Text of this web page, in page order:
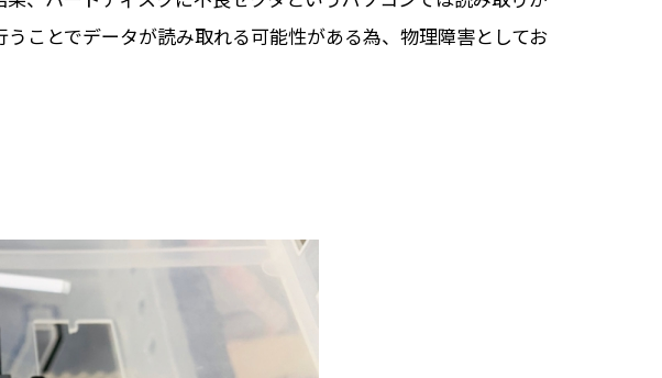
ことでデータが読み取れる可能性がある為、物理障害としてお